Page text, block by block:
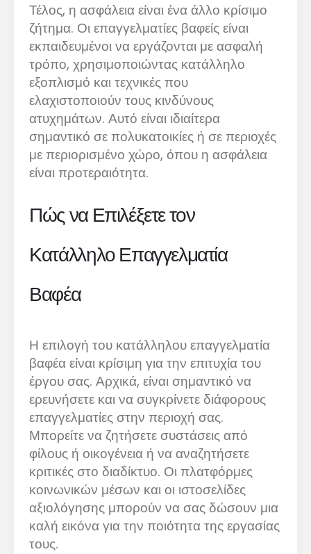
Τέλος, η ασφάλεια είναι ένα άλλο κρίσιμο
ζήτημα. Οι επαγγελματίες βαφείς είναι
εκπαιδευμένοι να εργάζονται με ασφαλή
τρόπο, χρησιμοποιώντας κατάλληλο
εξοπλισμό και τεχνικές που
ελαχιστοποιούν τους κινδύνους
ατυχημάτων. Αυτό είναι ιδιαίτερα
σημαντικό σε πολυκατοικίες ή σε περιοχές
με περιορισμένο χώρο, όπου η ασφάλεια
είναι προτεραιότητα.
Πώς να Επιλέξετε τον
Κατάλληλο Επαγγελματία
Βαφέα
Η επιλογή του κατάλληλου επαγγελματία
βαφέα είναι κρίσιμη για την επιτυχία του
έργου σας. Αρχικά, είναι σημαντικό να
ερευνήσετε και να συγκρίνετε διάφορους
επαγγελματίες στην περιοχή σας.
Μπορείτε να ζητήσετε συστάσεις από
φίλους ή οικογένεια ή να αναζητήσετε
κριτικές στο διαδίκτυο. Οι πλατφόρμες
κοινωνικών μέσων και οι ιστοσελίδες
αξιολόγησης μπορούν να σας δώσουν μια
καλή εικόνα για την ποιότητα της εργασίας
τους.